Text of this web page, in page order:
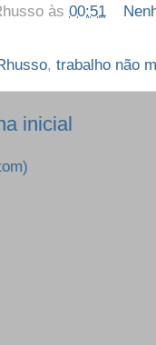
às 00:51
, trabalho não
inicial